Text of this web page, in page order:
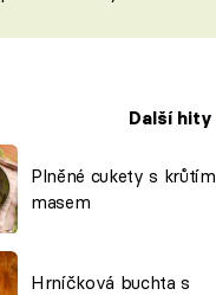
Další hity
Plněné cukety s krůtím
masem
Hrníčková buchta s